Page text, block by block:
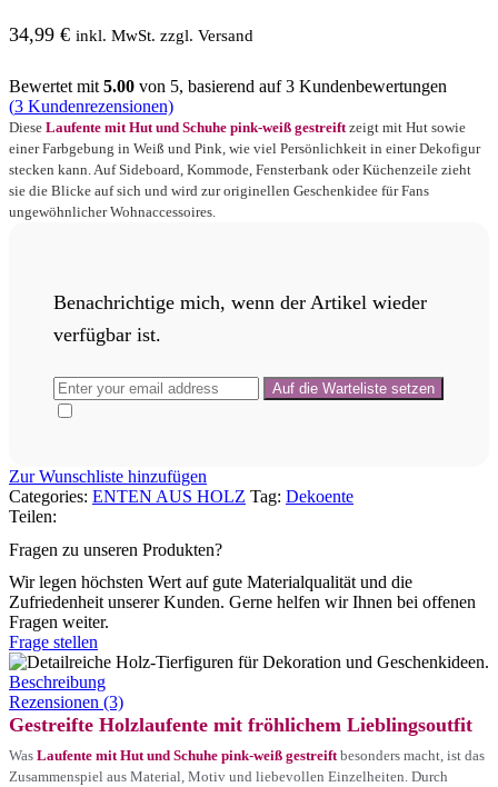
34,99 € inkl. MwSt. zzgl. Versand
Bewertet mit 5.00 von 5, basierend auf3 Kundenbewertungen
(3 Kundenrezensionen)
Diese Laufente mit Hut und Schuhe pink-weiß gestreiftzeigt mit Hut sowie
einer Farbgebung in Weiß und Pink, wie viel Persönlichkeit in einer Dekofigur
stecken kann. Auf Sideboard, Kommode, Fensterbank oder Küchenzeile zieht
sie die Blicke auf sich und wird zur originellen Geschenkidee für Fans
ungewöhnlicher Wohnaccessoires.
Benachrichtige mich, wenn der Artikel wieder
verfügbar ist.
Zur Wunschliste hinzufügen
Categories: ENTEN AUS HOLZ Tag: Dekoente
Teilen:
Fragen zu unseren Produkten?
Wir legen höchsten Wert auf gute Materialqualität und die
Zufriedenheit unserer Kunden. Gerne helfen wir Ihnen bei offenen
Fragen weiter.
Frage stellen
Beschreibung
Rezensionen (3)
Gestreifte Holzlaufente mit fröhlichem Lieblingsoutfit
Was Laufente mit Hut und Schuhe pink-weiß gestreift besonders macht, ist das
Zusammenspiel aus Material, Motiv und liebevollen Einzelheiten. Durch